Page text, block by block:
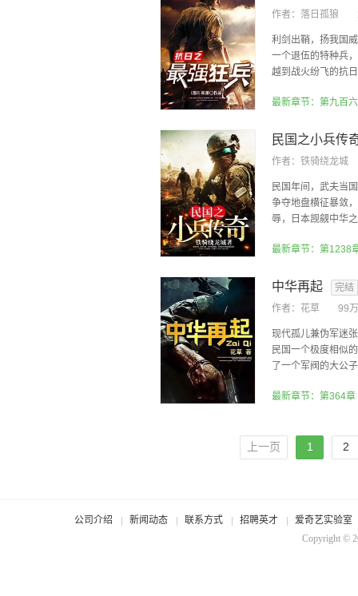
作者： 落日孤狼
利剑出鞘，扬我国
一个退伍的特种兵
越到战火纷飞的抗
最新章节：第九百
民国之小兵传
作者： 铁骑绕龙城
民国年间，武夫当
争夺地盘横征暴敛
辱，日本觊觎中华
最新章节：第1238
中华再起
完结
作者： 花草 99
现代孤儿兼伪军迷
民国一个极度相似
了一个军阀的大公
最新章节：第364章
上一页 1 2
公司介绍 新闻动态 联系方式 招聘英才
爱奇艺实验室
Copyright ©